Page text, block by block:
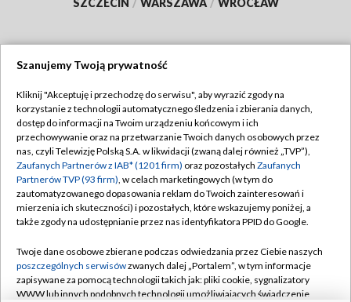
SZCZECIN / WARSZAWA / WROCŁAW
TVP
Abonament TVP
Emisja w TVP
Centrum informacji TVP
Naziemna Telewizja Cyfrowa
Rada Programowa
System NOS
Regulamin TVP
Polityka prywatności
Moje zgody
Pomoc
Kontakt
Szanujemy Twoją prywatność
Kliknij "Akceptuję i przechodzę do serwisu", aby wyrazić zgody na
korzystanie z technologii automatycznego śledzenia i zbierania danych,
dostęp do informacji na Twoim urządzeniu końcowym i ich
przechowywanie oraz na przetwarzanie Twoich danych osobowych przez
nas, czyli Telewizję Polską S.A. w likwidacji (zwaną dalej również „TVP”),
Zaufanych Partnerów z IAB* (1201 firm) oraz pozostałych Zaufanych
Partnerów TVP (93 firm), w celach marketingowych (w tym do
zautomatyzowanego dopasowania reklam do Twoich zainteresowań i
mierzenia ich skuteczności) i pozostałych, które wskazujemy poniżej, a
także zgody na udostępnianie przez nas identyfikatora PPID do Google.
Twoje dane osobowe zbierane podczas odwiedzania przez Ciebie naszych
poszczególnych serwisówzwanych dalej „Portalem”, w tym informacje
zapisywane za pomocą technologii takich jak: pliki cookie, sygnalizatory
WWW lub innych podobnych technologii umożliwiających świadczenie